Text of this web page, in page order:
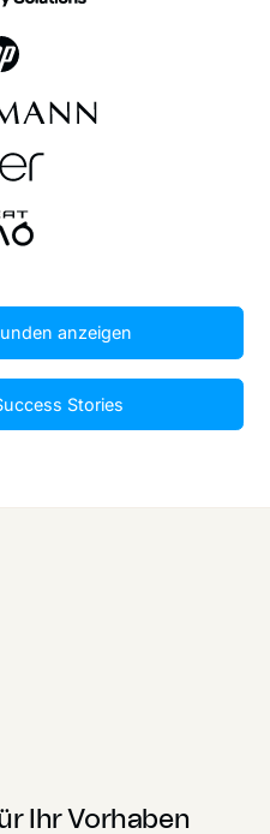
anzeigen
Stories
Ihr Vorhaben